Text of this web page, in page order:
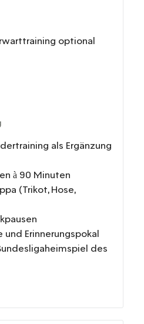
optional
als Ergänzung
à 90 Minuten
(Trikot, Hose,
und Erinnerungspokal
des